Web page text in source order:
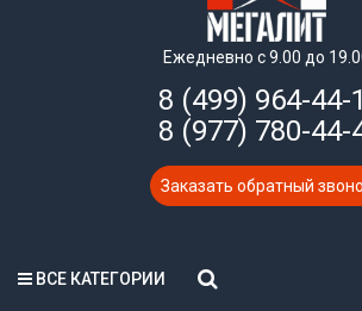
Ежедневно с 9.00 до
8 (499) 964-44-
8 (977) 780-44-
Заказать обратный
ВСЕ КАТЕГОРИИ